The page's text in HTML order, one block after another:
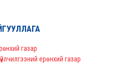
газар
ерөнхий газар